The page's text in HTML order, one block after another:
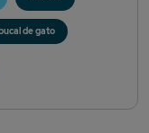
de gato